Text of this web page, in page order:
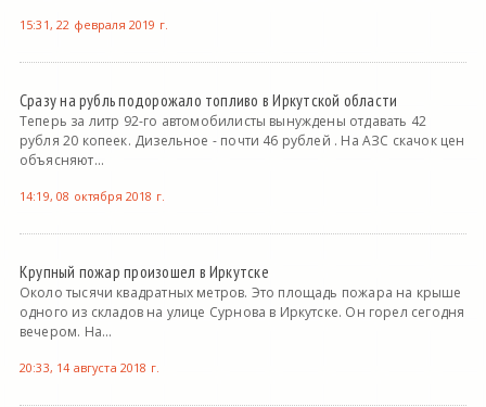
15:31, 22 февраля 2019 г.
Сразу на рубль подорожало топливо в Иркутской области
Теперь за литр 92-го автомобилисты вынуждены отдавать 42
рубля 20 копеек. Дизельное - почти 46 рублей . На АЗС скачок цен
объясняют...
14:19, 08 октября 2018 г.
Крупный пожар произошел в Иркутске
Около тысячи квадратных метров. Это площадь пожара на крыше
одного из складов на улице Сурнова в Иркутске. Он горел сегодня
вечером. На...
20:33, 14 августа 2018 г.